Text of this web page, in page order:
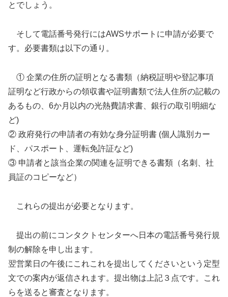
とでしょう。
そして電話番号発行にはAWSサポートに申請が必要で
す。必要書類は以下の通り。
① 企業の住所の証明となる書類（納税証明や登記事項
証明など行政からの領収書や証明書類で法人住所の記載の
あるもの、6か月以内の光熱費請求書、銀行の取引明細な
ど)
② 政府発行の申請者の有効な身分証明書 (個人識別カー
ド、パスポート、運転免許証など)
③ 申請者と該当企業の関連を証明できる書類（名刺、社
員証のコピーなど）
これらの提出が必要となります。
提出の前にコンタクトセンターへ日本の電話番号発行規
制の解除を申し出ます。
翌営業日の午後にこれこれを提出してくださいという定型
文での案内が返信されます。提出物は上記３点です。これ
らを送ると審査となります。